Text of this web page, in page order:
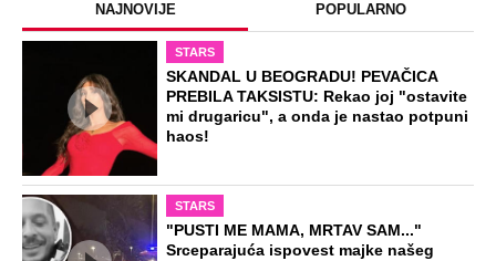
NAJNOVIJE POPULARNO
STARS
SKANDAL U BEOGRADU! PEVAČICA
PREBILA TAKSISTU: Rekao joj "ostavite
mi drugaricu", a onda je nastao potpuni
haos!
STARS
"PUSTI ME MAMA, MRTAV SAM..."
Srceparajuća ispovest majke našeg